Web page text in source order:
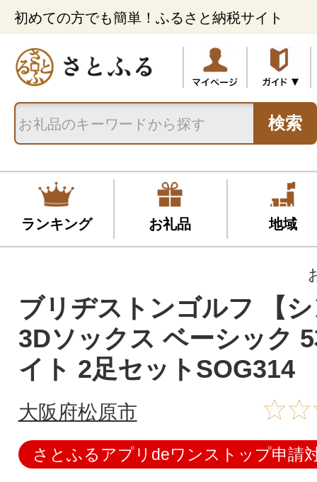
初めての方でも簡単！ふるさと納税サイト
検索
ランキング お礼品 地域
ブリヂストンゴルフ 【
3Dソックス ベーシック
イト 2足セットSOG314
大阪府松原市
さとふるアプリdeワンストップ申請